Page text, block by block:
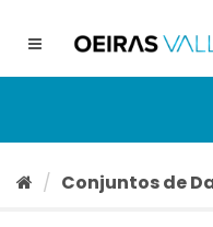
conteúdo
Toggle
Conjuntos de